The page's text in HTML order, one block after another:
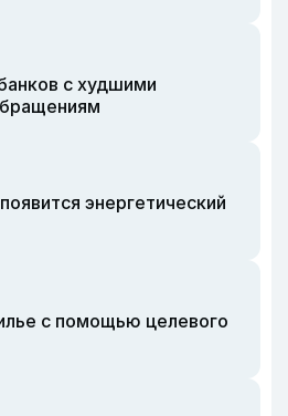
с худшими
энергетический
с помощью целевого